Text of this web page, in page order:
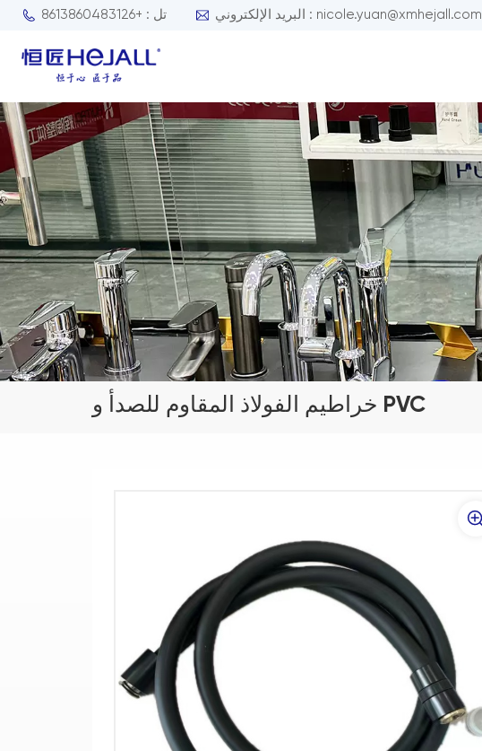
تل : +8613860483126 البريد الإلكتروني : nicole.yuan@xmhejall.com
خراطيم الفولاذ المقاوم للصدأ و PVC